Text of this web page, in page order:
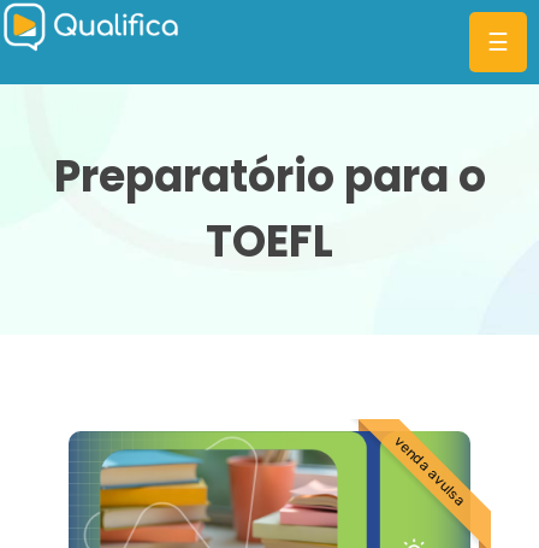
CARTEIRINHA
ESTUDANTIL
DIGITAL
CLUBE
☰
Preparatório para o
TOEFL
venda avulsa